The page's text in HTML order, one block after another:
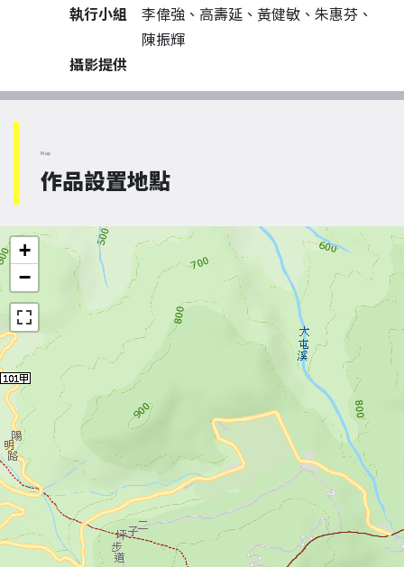
執行小組
李偉強、高壽延、黃健敏、朱惠芬、
陳振輝
攝影提供
Map
作品設置地點
+
−